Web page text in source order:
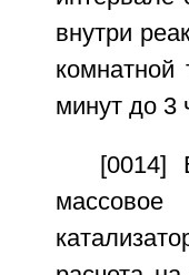
внутри
комнатной
минут до 3
[0014]